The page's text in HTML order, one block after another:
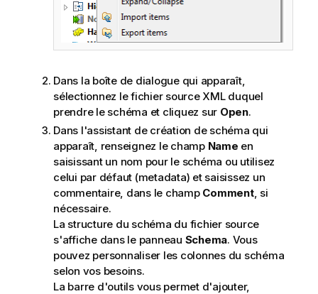
Dans la boîte de dialogue qui apparaît,
sélectionnez le fichier source XML duquel
prendre le schéma et cliquez sur Open.
Dans l'assistant de création de schéma qui
apparaît, renseignez le champ Name en
saisissant un nom pour le schéma ou utilisez
celui par défaut (metadata) et saisissez un
commentaire, dans le champ Comment, si
nécessaire.
La structure du schéma du fichier source
s'affiche dans le panneau Schema. Vous
pouvez personnaliser les colonnes du schéma
selon vos besoins.
La barre d'outils vous permet d'ajouter,